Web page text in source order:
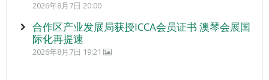
2026年8月7日 20:00
合作区产业发展局获授ICCA会员证书 澳琴会展国
际化再提速
2026年8月7日 19:21